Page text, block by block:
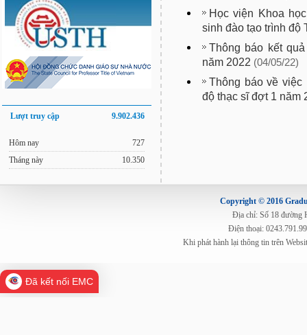
Lượt truy cập 9.902.436
Hôm nay
Tháng này
727
10.350
Học viện Khoa
sinh đào tạo trình độ
Thông báo kết
năm 2022 (04/05/22)
Thông báo về việc
độ thạc sĩ đợt 1 năm
Copyright © 2016
Địa chỉ: Số 18 đường
Điện thoại:
Khi phát hành lại thông tin trên
Đã kết nối EMC